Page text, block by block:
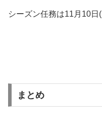
シーズン任務は11月10日
まとめ